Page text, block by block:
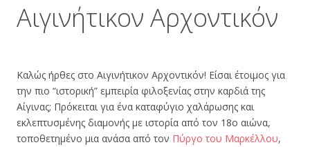
Αιγινήτικον Αρχοντικόν
Καλώς ήρθες στο Αιγινήτικον Αρχοντικόν! Είσαι έτοιμος για
την πιο “ιστορική” εμπειρία φιλοξενίας στην καρδιά της
Αίγινας; Πρόκειται για ένα καταφύγιο χαλάρωσης και
εκλεπτυσμένης διαμονής με ιστορία από τον 18ο αιώνα,
τοποθετημένο μια ανάσα από τον Πύργο του Μαρκέλλου,